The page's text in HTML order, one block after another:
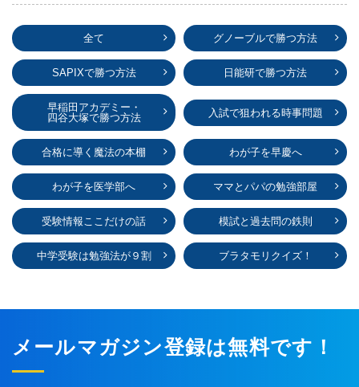
全て グノーブルで勝つ方法
SAPIXで勝つ方法 日能研で勝つ方法
早稲田アカデミー・
四谷大塚で勝つ方法
入試で狙われる時事問題
合格に導く魔法の本棚 わが子を早慶へ
わが子を医学部へ ママとパパの勉強部屋
受験情報ここだけの話 模試と過去問の鉄則
中学受験は勉強法が９割 ブラタモリクイズ！
メールマガジン登録は無料です！